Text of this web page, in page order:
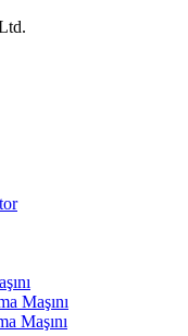
Maşını
Maşını